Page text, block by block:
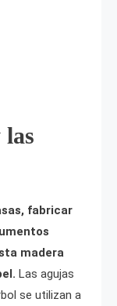
las
fabricar
madera
Las agujas
se utilizan a